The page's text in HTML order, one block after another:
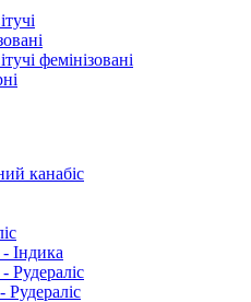
фемінізовані
канабіс
Індика
Рудераліс
Рудераліс